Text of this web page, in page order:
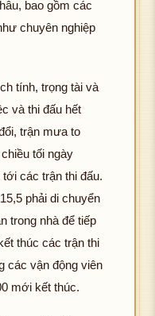
bao gồm các
chuyên nghiệp
tính, trọng tài và
và thi đấu hết
trận mưa to
tối ngày
các trận thi đấu.
phải di chuyển
trong nhà để tiếp
thúc các trận thi
các vận động viên
mới kết thúc.